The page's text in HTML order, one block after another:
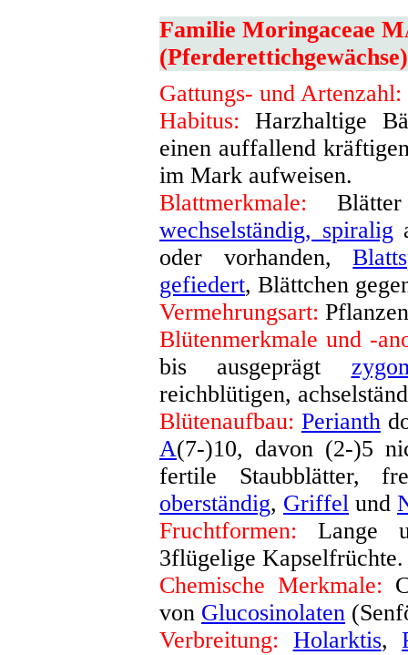
Familie Moringaceae M
(Pferderettichgewächse)
Gattungs- und Artenzahl:
Habitus: Harzhaltige
einen auffallend
im Mark aufweisen.
Blattmerkmale: Blätter
wechselständig, spiralig
oder vorhanden,
gefiedert, Blättchen
Vermehrungsart:
Blütenmerkmale und -
bis ausgeprägt
reichblütigen,
Blütenaufbau: Perianth
A(7-)10, davon (2-)5
fertile Staubblätter,
oberständig, Griffel und
Fruchtformen: Lange
3flügelige Kapselfrüchte.
Chemische Merkmale:
von Glucosinolaten
Verbreitung:
Holarktis,